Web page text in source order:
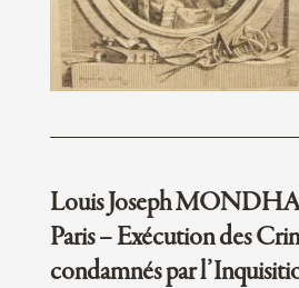
Louis Joseph
Paris – Exécution des
condamnés par